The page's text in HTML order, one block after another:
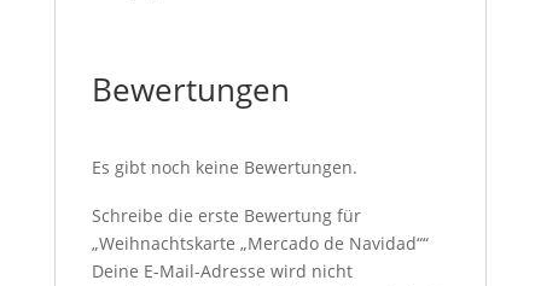
Bewertungen
Es gibt noch keine Bewertungen.
Schreibe die erste Bewertung für
„Weihnachtskarte „Mercado de Navidad““
Deine E-Mail-Adresse wird nicht